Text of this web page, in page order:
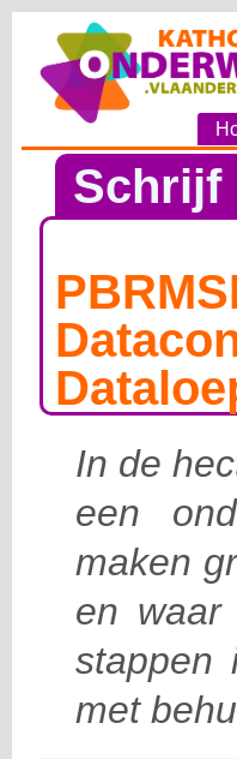
Schrijf
In de
een
maken
en waar
stappen
met